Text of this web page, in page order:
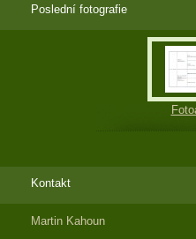
Poslední fotografie
Kontakt
Martin Kahoun